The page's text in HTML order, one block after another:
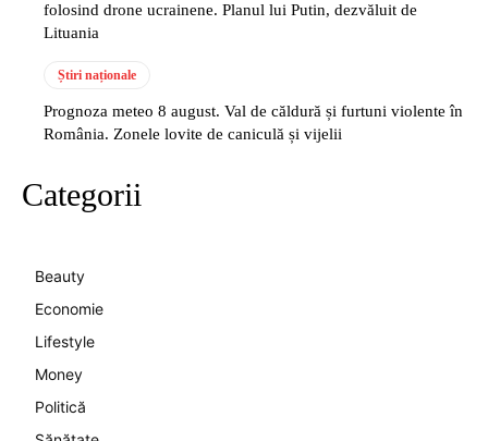
folosind drone ucrainene. Planul lui Putin, dezvăluit de
Lituania
Știri naționale
Prognoza meteo 8 august. Val de căldură și furtuni violente în
România. Zonele lovite de caniculă și vijelii
Categorii
Beauty
Economie
Lifestyle
Money
Politică